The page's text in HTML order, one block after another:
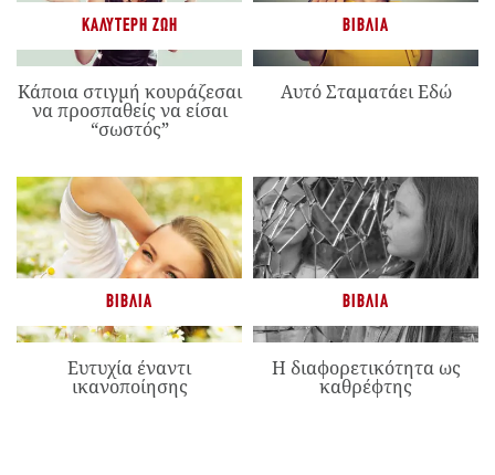
ΚΑΛΎΤΕΡΗ ΖΩΉ
Κάποια στιγμή κουράζεσαι
να προσπαθείς να είσαι
“σωστός”
ΒΙΒΛΊΑ
Αυτό Σταματάει Εδώ
ΒΙΒΛΊΑ
Ευτυχία έναντι
ικανοποίησης
ΒΙΒΛΊΑ
Η διαφορετικότητα ως
καθρέφτης